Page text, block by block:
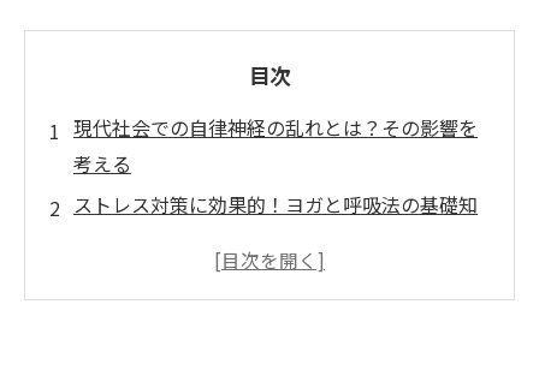
目次
現代社会での自律神経の乱れとは？その影響を
考える
ストレス対策に効果的！ヨガと呼吸法の基礎知
心と身体を整えるヨガの効果—鍼灸接骨院の視